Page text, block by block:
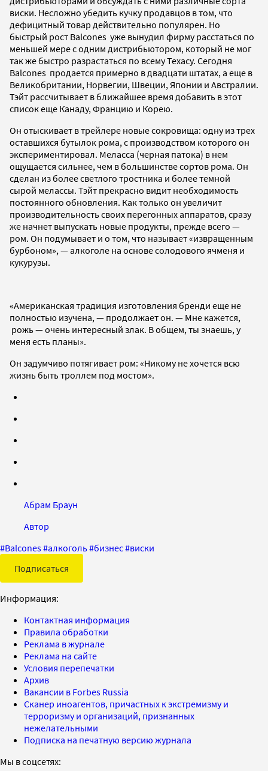
виски. Несложно убедить кучку продавцов в том, что
дефицитный товар действительно популярен. Но
быстрый рост Balcones уже вынудил фирму расстаться по
меньшей мере с одним дистрибьютором, который не мог
так же быстро разрастаться по всему Техасу. Сегодня
Balcones продается примерно в двадцати штатах, а еще в
Великобритании, Норвегии, Швеции, Японии и Австралии.
Тэйт рассчитывает в ближайшее время добавить в этот
список еще Канаду, Францию и Корею.
Он отыскивает в трейлере новые сокровища: одну из трех
оставшихся бутылок рома, с производством которого он
экспериментировал. Меласса (черная патока) в нем
ощущается сильнее, чем в большинстве сортов рома. Он
сделан из более светлого тростника и более темной
сырой мелассы. Тэйт прекрасно видит необходимость
постоянного обновления. Как только он увеличит
производительность своих перегонных аппаратов, сразу
же начнет выпускать новые продукты, прежде всего —
ром. Он подумывает и о том, что называет «извращенным
бурбоном», — алкоголе на основе солодового ячменя и
кукурузы.
«Американская традиция изготовления бренди еще не
полностью изучена, — продолжает он. — Мне кажется,
рожь — очень интересный злак. В общем, ты знаешь, у
меня есть планы».
Он задумчиво потягивает ром: «Никому не хочется всю
жизнь быть троллем под мостом».
Абрам Браун
Автор
#Balcones#алкоголь#бизнес#виски
Подписаться
Информация:
Контактная информация
Правила обработки
Реклама в журнале
Реклама на сайте
Условия перепечатки
Архив
Вакансии в Forbes Russia
Сканер иноагентов, причастных к экстремизму и
терроризму и организаций, признанных
нежелательными
Подписка на печатную версию журнала
Мы в соцсетях: